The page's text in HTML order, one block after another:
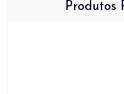
Produtos